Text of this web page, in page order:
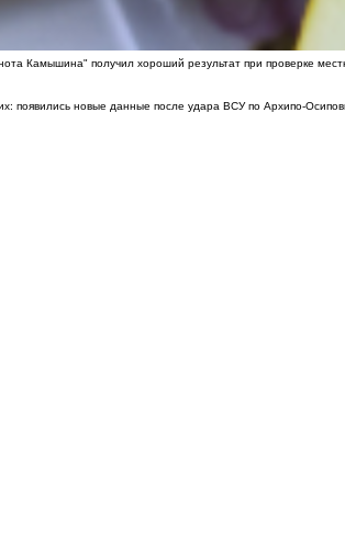
Камышина" получил хороший результат при проверке
появились новые данные после удара ВСУ по Архипо-